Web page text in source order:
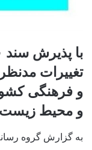
تغییرات
و فرهنگی
و محیط زیست
به گزارش گروه